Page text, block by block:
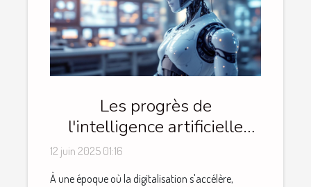
Les progrès de
l'intelligence artificielle
appliquée aux entreprises
12 juin 2025 01:16
À une époque où la digitalisation s'accélère,